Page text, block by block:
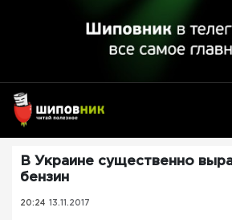
В Украине существенно
бензин
20:24 13.11.2017